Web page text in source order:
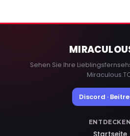
Sehen Sie Ihre
Discord ·
ENTDECKEN